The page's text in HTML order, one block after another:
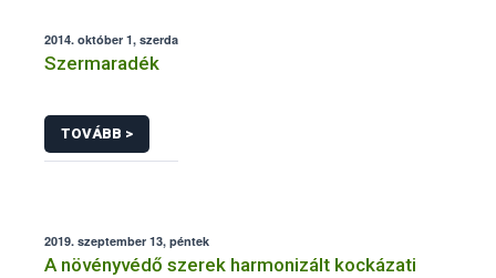
2014. október 1, szerda
Szermaradék
TOVÁBB >
2019. szeptember 13, péntek
A növényvédő szerek harmonizált kockázati